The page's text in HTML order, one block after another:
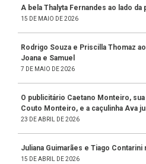
A bela Thalyta Fernandes ao lado da
15 DE MAIO DE 2026
Rodrigo Souza e Priscilla Thomaz
Joana e Samuel
7 DE MAIO DE 2026
O publicitário Caetano Monteiro,
Couto Monteiro, e a caçulinha Ava
23 DE ABRIL DE 2026
Juliana Guimarães e Tiago Contarini
15 DE ABRIL DE 2026